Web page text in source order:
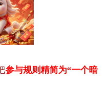
参与规则精简为“一个暗